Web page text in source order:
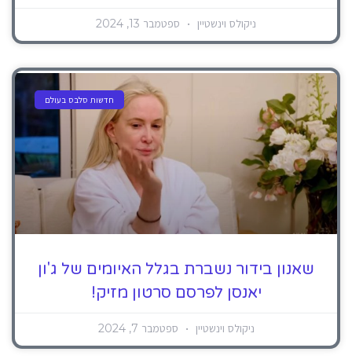
ניקולס וינשטיין ספטמבר 13, 2024
חדשות סלבס בעולם
שאנון בידור נשברת בגלל האיומים של ג'ון
יאנסן לפרסם סרטון מזיק!
ניקולס וינשטיין ספטמבר 7, 2024